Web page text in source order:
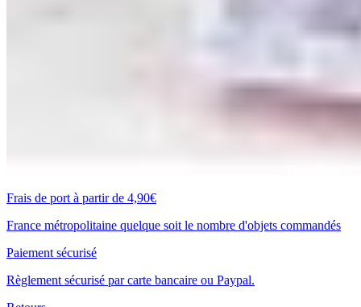
Frais de port à partir de 4,90€
France métropolitaine quelque soit le nombre d'objets commandés
Paiement sécurisé
Règlement sécurisé par carte bancaire ou Paypal.